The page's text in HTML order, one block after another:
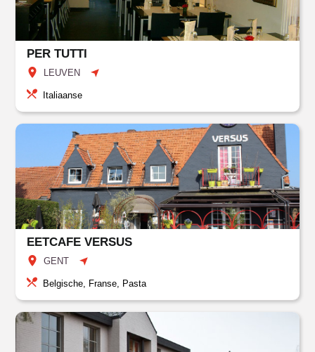
PER TUTTI
LEUVEN
Italiaanse
EETCAFE VERSUS
GENT
Belgische, Franse, Pasta